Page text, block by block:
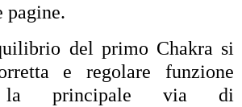
pagine.
del primo Chakra si
e regolare funzione
la principale via di